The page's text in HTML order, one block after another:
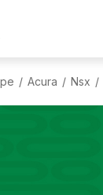
/ Acura / Nsx /